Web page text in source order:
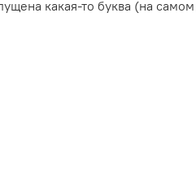
какая-то буква (на самом